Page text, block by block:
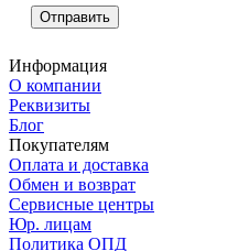
Информация
О компании
Реквизиты
Блог
Покупателям
Оплата и доставка
Обмен и возврат
Сервисные центры
Юр. лицам
Политика ОПД